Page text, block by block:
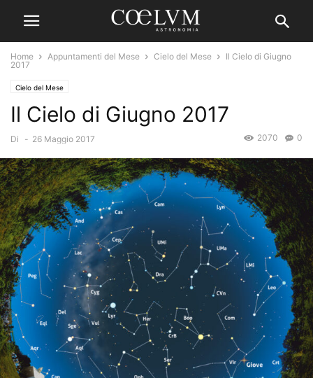
Home Appuntamenti del Mese Cielo del Mese
Il Cielo di Giugno
2017
Cielo del Mese
Il Cielo di Giugno 2017
Di - 26 Maggio 2017 0
2070